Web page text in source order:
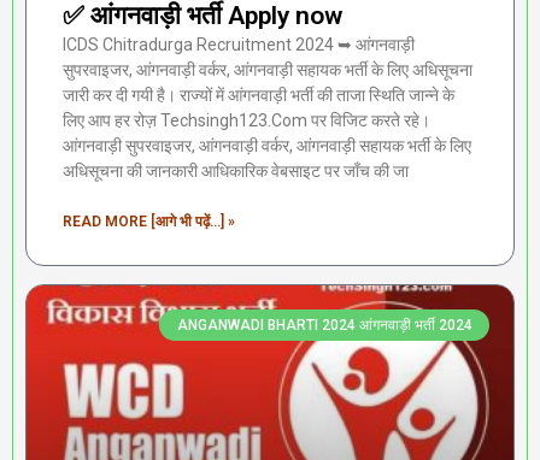
✅ आंगनवाड़ी भर्ती Apply now
ICDS Chitradurga Recruitment 2024 ➥ आंगनवाड़ी
सुपरवाइजर, आंगनवाड़ी वर्कर, आंगनवाड़ी सहायक भर्ती के लिए अधिसूचना
जारी कर दी गयी है। राज्यों में आंगनवाड़ी भर्ती की ताजा स्थिति जान्ने के
लिए आप हर रोज़ Techsingh123.Com पर विजिट करते रहे।
आंगनवाड़ी सुपरवाइजर, आंगनवाड़ी वर्कर, आंगनवाड़ी सहायक भर्ती के लिए
अधिसूचना की जानकारी आधिकारिक वेबसाइट पर जाँच की जा
READ MORE [आगे भी पढ़ें...] »
ANGANWADI BHARTI 2024 आंगनवाड़ी भर्ती 2024